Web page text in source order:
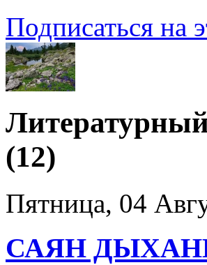
Подписаться на
(12)
Пятница, 04
САЯН